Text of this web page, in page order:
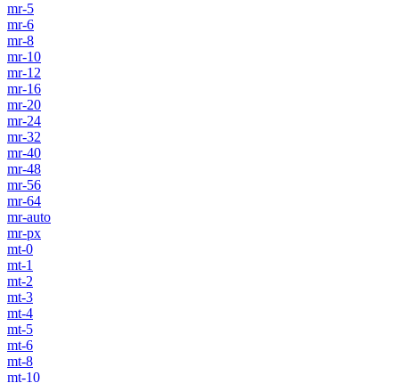
mr-5
mr-6
mr-8
mr-10
mr-12
mr-16
mr-20
mr-24
mr-32
mr-40
mr-48
mr-56
mr-64
mr-auto
mr-px
mt-0
mt-1
mt-2
mt-3
mt-4
mt-5
mt-6
mt-8
mt-10